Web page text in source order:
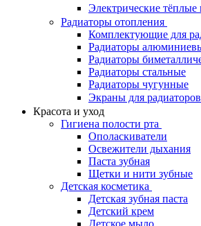
Электрические
Радиаторы отопления
Комплектующие для
Радиаторы
Радиаторы
Радиаторы стальные
Радиаторы чугунные
Экраны для радиаторов
Красота и уход
Гигиена полости рта
Ополаскиватели
Освежители дыхания
Паста зубная
Щетки и нити зубные
Детская косметика
Детская зубная паста
Детский крем
Детское мыло